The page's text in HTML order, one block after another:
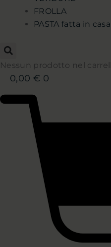
FROLLA
PASTA fatta in casa
Nessun prodotto nel
0,00 € 0